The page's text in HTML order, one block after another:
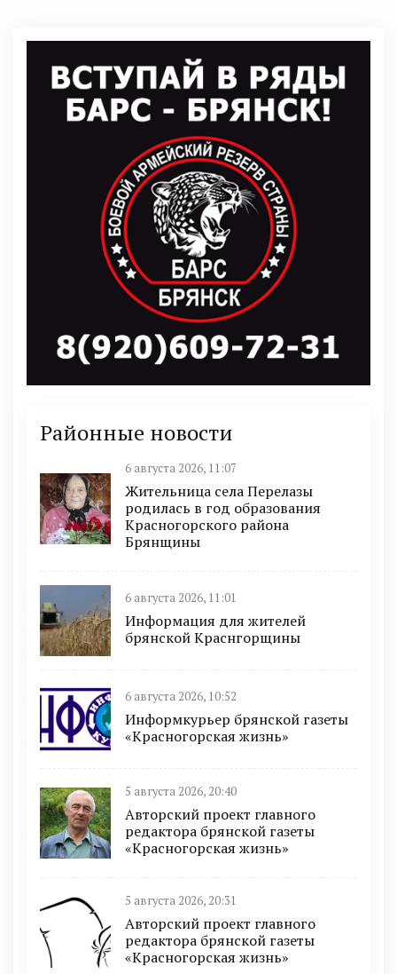
Районные новости
6 августа 2026, 11:07
Жительница села Перелазы
родилась в год образования
Красногорского района
Брянщины
6 августа 2026, 11:01
Информация для жителей
брянской Краснгорщины
6 августа 2026, 10:52
Информкурьер брянской газеты
«Красногорская жизнь»
5 августа 2026, 20:40
Авторский проект главного
редактора брянской газеты
«Красногорская жизнь»
5 августа 2026, 20:31
Авторский проект главного
редактора брянской газеты
«Красногорская жизнь»